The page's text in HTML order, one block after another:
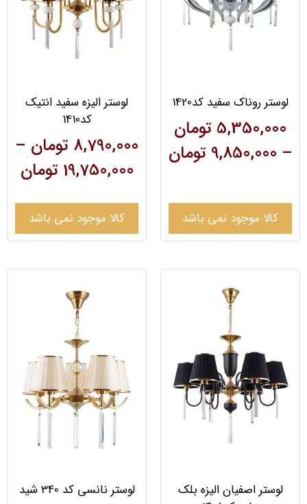
لوستر روناک سفید کد1420
5,350,000 تومان
–
9,850,000 تومان
کالا موجود نمی باشد
لوستر الیزه سفید انتیک
کد1410
8,790,000 تومان –
19,750,000 تومان
کالا موجود نمی باشد
لوستر اصفیان الیزه بلک
لوستر نانسی کد 340 شید